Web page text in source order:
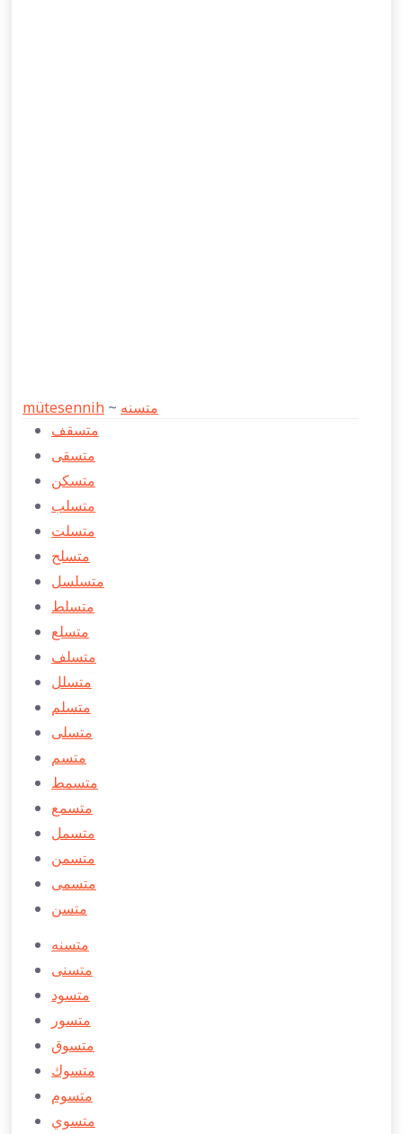
mütesennih ~ متسنه
متسقف
متسقی
متسكن
متسلب
متسلت
متسلح
متسلسل
متسلط
متسلع
متسلف
متسلل
متسلم
متسلی
متسم
متسمط
متسمع
متسمل
متسمن
متسمی
متسن
متسنه
متسنی
متسود
متسور
متسوق
متسوك
متسوم
متسوي